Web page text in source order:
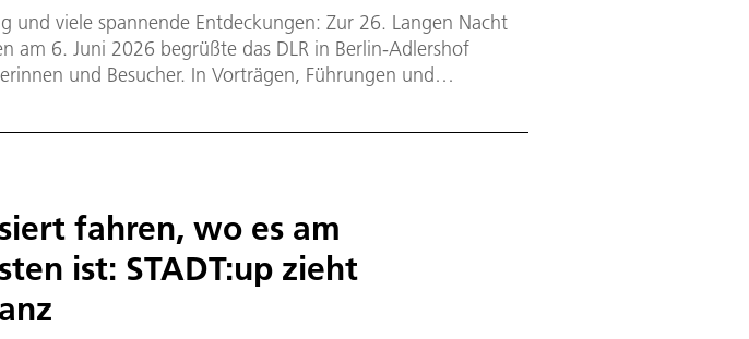
und viele spannende Entdeckungen: Zur 26. Langen Nacht
am 6. Juni 2026 begrüßte das DLR in Berlin-Adlershof
und Besucher. In Vorträgen, Führungen und
und Verkehr.
fahren, wo es am
ist: STADT:up zieht